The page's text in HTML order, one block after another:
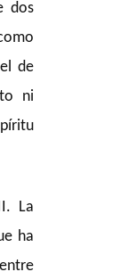
dos
de
ni
La
ha